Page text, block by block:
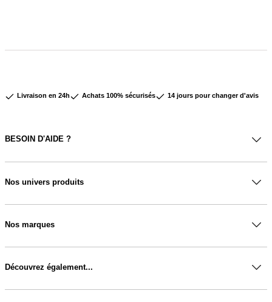
Livraison en 24h Achats 100% sécurisés 14 jours pour changer d'avis
BESOIN D'AIDE ?
Nos univers produits
Nos marques
Découvrez également...